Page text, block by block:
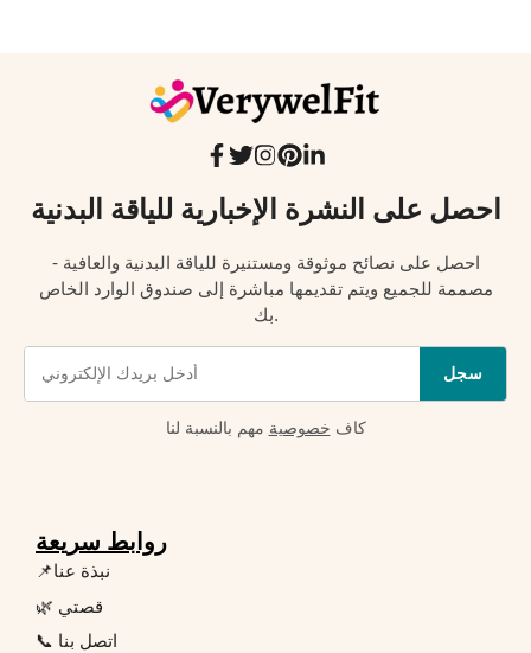
احصل على النشرة الإخبارية للياقة البدنية
احصل على نصائح موثوقة ومستنيرة للياقة البدنية والعافية -
مصممة للجميع ويتم تقديمها مباشرة إلى صندوق الوارد الخاص
بك.
سجل
كاف خصوصية مهم بالنسبة لنا
روابط سريعة
📌نبذة عنا
🌿 قصتي
📞 اتصل بنا